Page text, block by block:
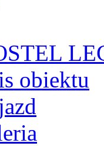
obiektu